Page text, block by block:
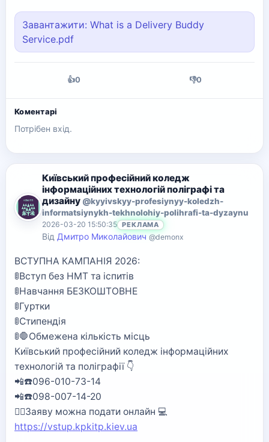
Завантажити: What is a Delivery Buddy
Service.pdf
👍0 👎0
Коментарі
Потрібен вхід.
Київський професійний коледж
інформаційних технологій поліграфі та
дизайну @kyyivskyy-profesiynyy-koledzh-
informatsiynykh-tekhnolohiy-polihrafi-ta-dyzaynu
2026-03-20 15:50:35 РЕКЛАМА
Від Дмитро Миколайович @demonx
ВСТУПНА КАМПАНІЯ 2026:
🚦Вступ без НМТ та іспитів
🚦Навчання БЕЗКОШТОВНЕ
🚦Гуртки
🚦Стипендія
🚦🛑Обмежена кількість місць
Київський професійний коледж інформаційних
технологій та поліграфії 👇
📲☎️096-010-73-14
📲☎️098-007-14-20
🙋‍♀️Заяву можна подати онлайн 💻
https://vstup.kpkitp.kiev.ua